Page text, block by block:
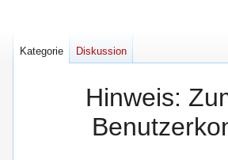
Hinweis:
Kategorie Diskussion